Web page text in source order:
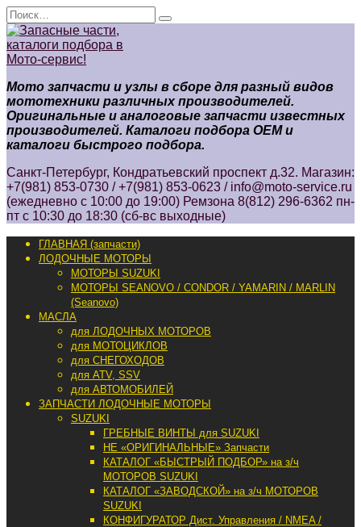
Перейти
к
содержанию
Search
for:
Мото запчасти и узлы в сборе для разный видов
мототехники различных производителей.
Оригинальные и аналоговые запчасти известных
производителей. Каталоги подбора ОЕМ и
каталоги быстрого подбора.
Санкт-Петербург, Кондратьевский проспект д.32. Магазин:
+7(981) 853-0730 / +7(981) 853-0623 / info@moto-service.ru
(ежедневно с 10:00 до 19:00) Ремзона 8(812) 296-6362 пн-
пт с 10:30 до 18:30 (сб-вс выходные)
ГЛАВНАЯ (запчасти)
ЛОДОЧНЫЕ МОТОРЫ
МОТОРЫ SUZUKI
МОТОРЫ SEANOVO / CONDOR / YAMARIN / MARLIN
(Seanovo)
МАСЛА
для ЛОДОЧНЫХ МОТОРОВ
для МОТОЦИКЛОВ
для СНЕГОХОДОВ
для ATV, SSV
для АВТОМОБИЛЕЙ
ЗАПЧАСТИ ЛОДОЧНЫЕ МОТОРЫ
SUZUKI
ГРЕБНЫЕ ВИНТЫ для SUZUKI
НЕ «ОРИГИНАЛЬНЫЕ» Запчасти
КАТАЛОГ «БЫСТРЫЙ ПОДБОР» на з/ч
МОТОРОВ SUZUKI
КАТАЛОГ «ЗАВОДСКОЙ» на з/ч МОТОРОВ
SUZUKI
КОНФИГУРАТОР Дист. Управления / NMEA /